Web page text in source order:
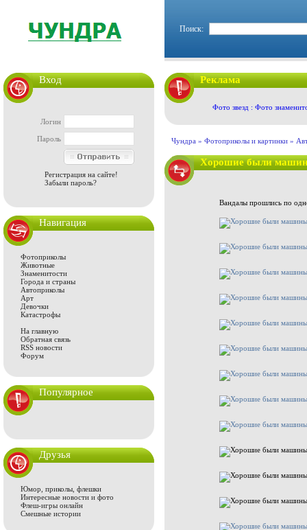
Поиск:
Вход
Логин
Пароль
Регистрация на сайте!
Забыли пароль?
Навигация
Фотоприколы
Животные
Знаменитости
Города и страны
Автоприколы
Арт
Девочки
Катастрофы
На главную
Обратная связь
RSS новости
Форум
Популярное
Друзья
Юмор, приколы, флешки
Интересные новости и фото
Флеш-игры онлайн
Смешные истории
Реклама
Фото звезд : Фото
Чундра » Фотоприколы и картинки »
Хорошие были
Вандалы прошлись по